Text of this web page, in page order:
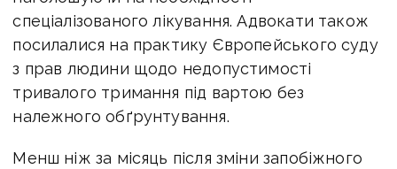
спеціалізованого лікування. Адвокати також
посилалися на практику Європейського суду
з прав людини щодо недопустимості
тривалого тримання під вартою без
належного обґрунтування.
Менш ніж за місяць після зміни запобіжного